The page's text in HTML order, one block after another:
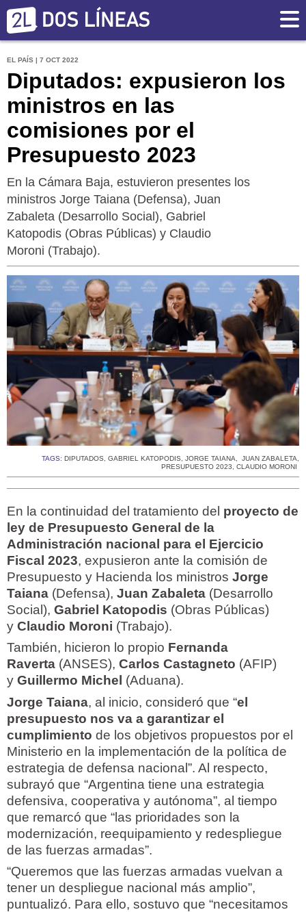
EL PAÍS | 7 OCT 2022
Diputados: expusieron los
ministros en las
comisiones por el
Presupuesto 2023
En la Cámara Baja, estuvieron presentes los
ministros Jorge Taiana (Defensa), Juan
Zabaleta (Desarrollo Social), Gabriel
Katopodis (Obras Públicas) y Claudio
Moroni (Trabajo).
TAGS: DIPUTADOS, GABRIEL KATOPODIS, JORGE TAIANA, JUAN ZABALETA,
PRESUPUESTO 2023, CLAUDIO MORONI
En la continuidad del tratamiento del proyecto de
ley de Presupuesto General de la
Administración nacional para el Ejercicio
Fiscal 2023, expusieron ante la comisión de
Presupuesto y Hacienda los ministros Jorge
Taiana (Defensa), Juan Zabaleta (Desarrollo
Social), Gabriel Katopodis (Obras Públicas)
y Claudio Moroni (Trabajo).
También, hicieron lo propio Fernanda
Raverta (ANSES), Carlos Castagneto (AFIP)
y Guillermo Michel (Aduana).
Jorge Taiana, al inicio, consideró que “el
presupuesto nos va a garantizar el
cumplimiento de los objetivos propuestos por el
Ministerio en la implementación de la política de
estrategia de defensa nacional”. Al respecto,
subrayó que “Argentina tiene una estrategia
defensiva, cooperativa y autónoma”, al tiempo
que remarcó que “las prioridades son la
modernización, reequipamiento y redespliegue
de las fuerzas armadas”.
“Queremos que las fuerzas armadas vuelvan a
tener un despliegue nacional más amplio”,
puntualizó. Para ello, sostuvo que “necesitamos